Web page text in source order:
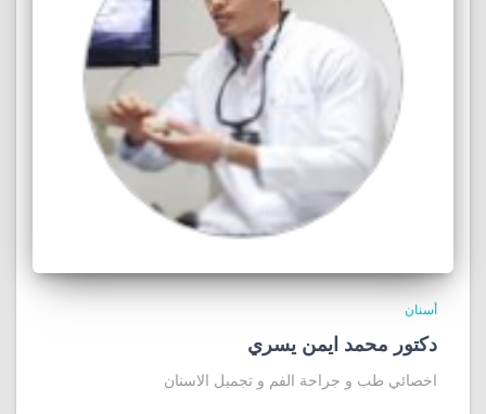
أسنان
دكتور محمد ايمن يسري
اخصائي طب و جراحة الفم و تجميل الاسنان